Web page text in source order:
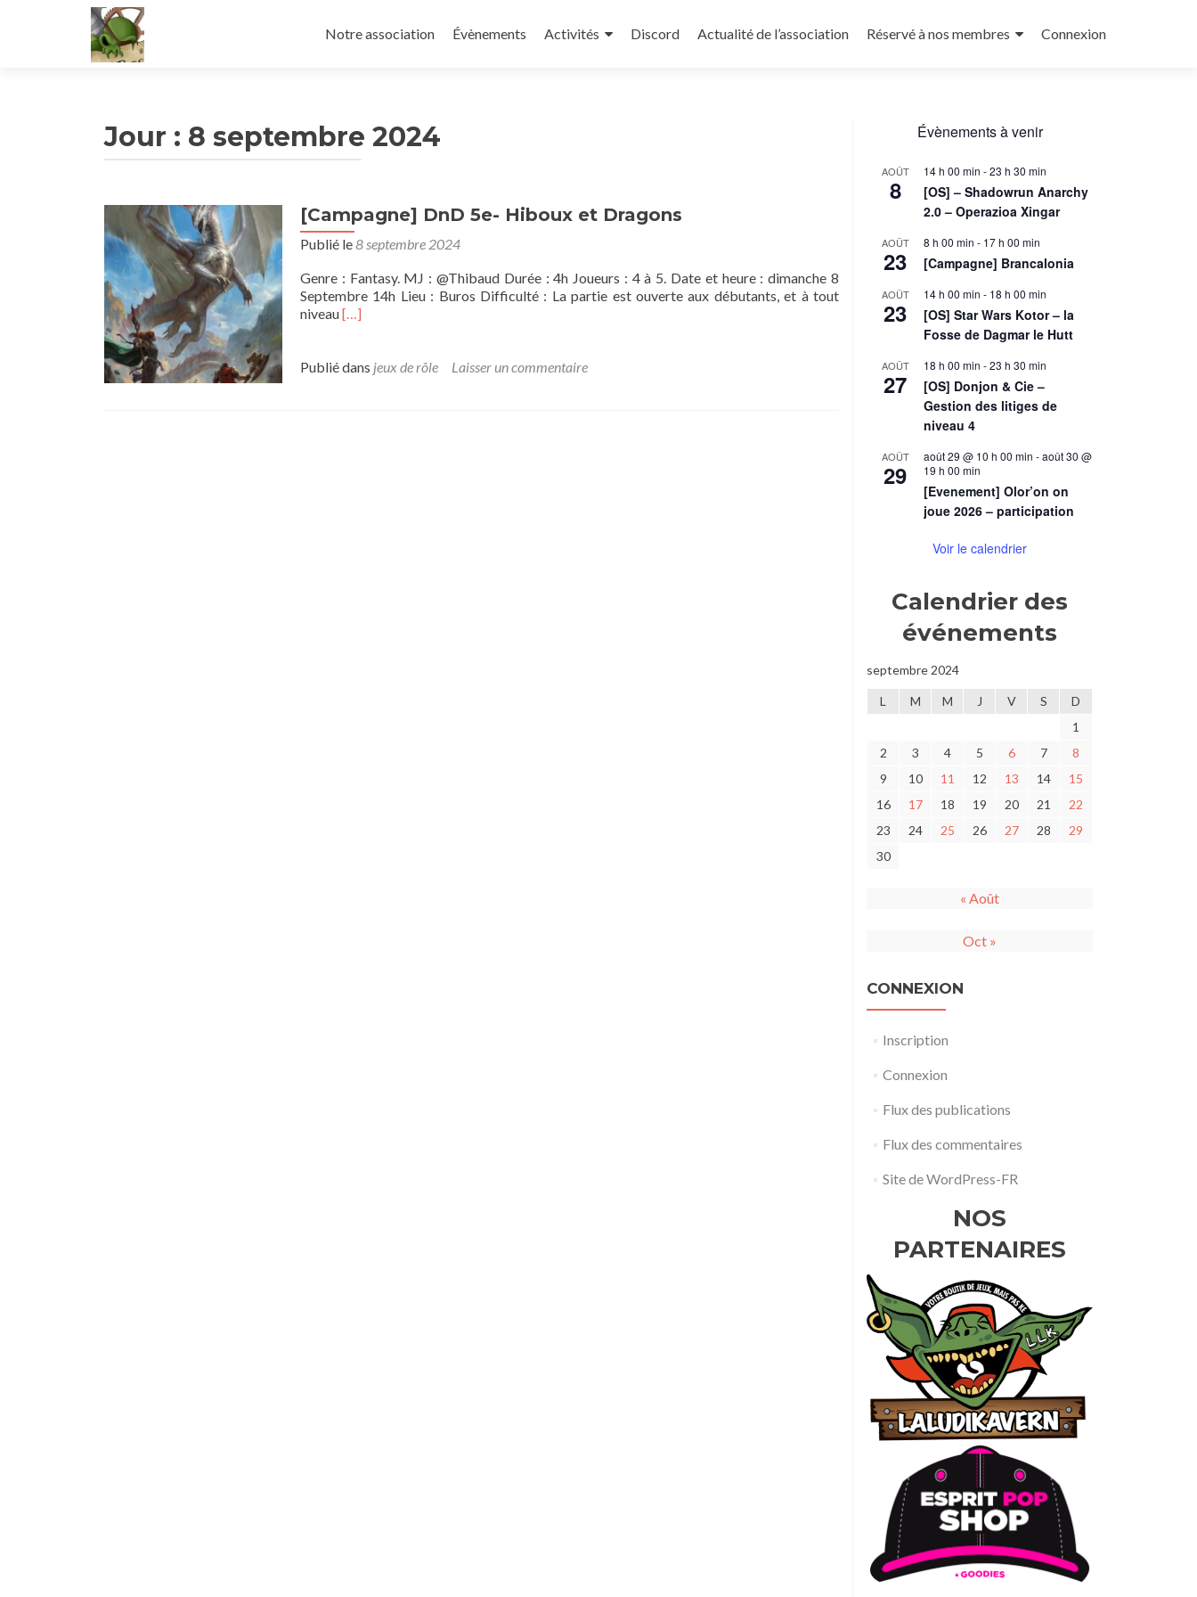
au
Notre association Évènements Activités Discord Actualité de l’association Réservé à nos membres Connexion
Jour : 8 septembre 2024
[Campagne] DnD 5e- Hiboux et Dragons
Publié le8 septembre 2024
Genre : Fantasy. MJ : @Thibaud Durée : 4h Joueurs : 4 à 5. Date et heure : dimanche 8
Septembre 14h Lieu : Buros Difficulté : La partie est ouverte aux débutants, et à tout
niveauEn
sur[Campagne]
[…]
Publié dans jeux de rôle Laisser un commentaire
Évènements à venir
AOÛT
8
14 h 00 min -23 h 30 min
[OS] – Shadowrun Anarchy
2.0 – Operazioa Xingar
AOÛT
23
8 h 00 min - 17 h 00 min
[Campagne] Brancalonia
AOÛT
23
14 h 00 min - 18 h 00 min
[OS] Star Wars Kotor – la
Fosse de Dagmar le Hutt
AOÛT
27
18 h 00 min -23 h 30 min
[OS] Donjon & Cie –
Gestion des litiges de
niveau 4
AOÛT
29
août 29 @ 10 h 00 min -août 30 @
19 h 00 min
[Evenement] Olor’on on
joue 2026 – participation
Voir le calendrier
Calendrier des
événements
septembre 2024
L M M J V S
D
1
2
3 4 5 6 7
8
9
10 11 12 13 14
15
16
17 18 19 20 21
22
23
24 25 26 27 28
29
30
« Août
Oct »
CONNEXION
Inscription
Connexion
Flux des publications
Flux des commentaires
Site de WordPress-FR
NOS
PARTENAIRES